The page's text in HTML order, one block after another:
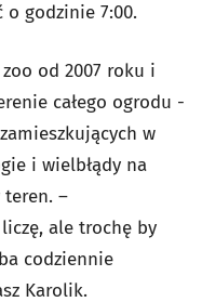
o godzinie 7:00.
od 2007 roku i
całego ogrodu -
w
i wielbłądy na
–
ale trochę by
codziennie
Karolik.